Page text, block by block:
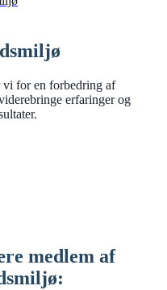
for en forbedring af
erfaringer og
medlem af